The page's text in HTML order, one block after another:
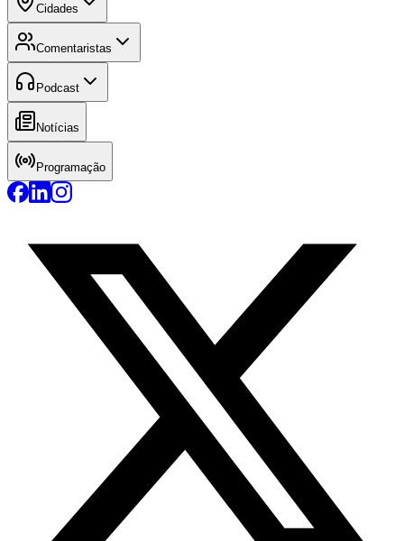
Cidades
Comentaristas
Podcast
Notícias
Programação